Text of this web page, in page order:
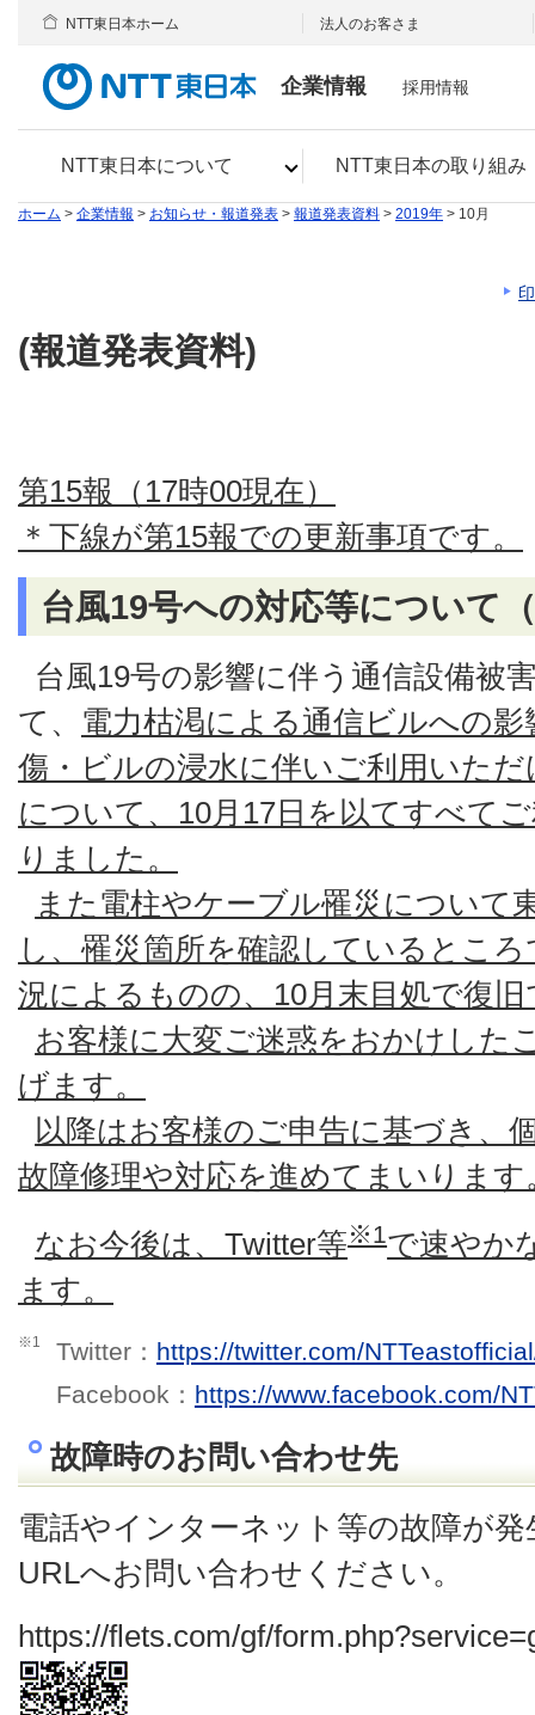
企業情報
NTT東日本について NTT東日本の取り組み
NTT東日本ホーム 法人のお客さま
採用情報
ホーム > 企業情報 > お知らせ・報道発表 > 報道発表資料 > 2019年 > 10月
(報道発表資料)
第15報（17時00現在）
＊下線が第15報での更新事項です。
台風19号への対応等について
台風19号の影響に伴う通信設備被
て、 電力枯渇による通信ビルへの
傷・ビルの浸水に伴いご利用いた
について、10月17日を以てすべて
りました。
また電柱やケーブル罹災について
し、罹災箇所を確認しているとこ
況によるものの、10月末目処で復
お客様に大変ご迷惑をおかけした
げます。
以降はお客様のご申告に基づき、
故障修理や対応を進めてまいります
なお今後は、Twitter等※1で速やか
ます。
※1 Twitter： https://twitter.com/
Facebook： https://www.facebook.com/
故障時のお問い合わせ先
電話やインターネット等の故障が
URLへお問い合わせください。
https://flets.com/gf/